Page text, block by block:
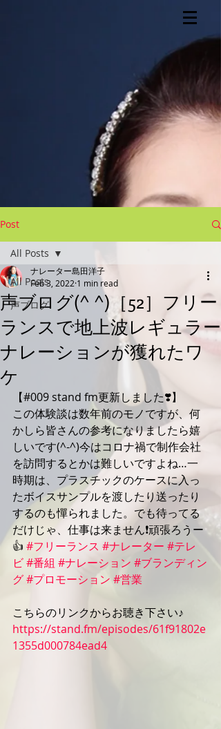
Post
All Posts
声ブログ
All Posts
声ブログ(^ ^)［52］フリー
ランスで地上波レギュラー
ナレーションが獲れたワ
ケ
ナレーター島田洋子
Feb 3, 2022 1 min read
【#009 stand fm更新しました❣️】
この体験談は数年前のモノですが、何
かしら皆さんの参考になりましたら嬉
しいです(^-^)今はコロナ禍で制作会社
を訪問するとかは難しいですよね…一
時期は、プラスチックのケースに入っ
たボイスサンプルを渡したり送ったり
するのも憚られました。でも待ってる
だけじゃ、仕事は来ません❗️頑張ろうー
👍 #フリーランス #ナレーター #テレ
ビ#番組 #ナレーション #ブランディン
グ#プロモーション #営業
こちらのリンクからお聴き下さい♪
https://stand.fm/episodes/61f91802e
1355d000784ead4